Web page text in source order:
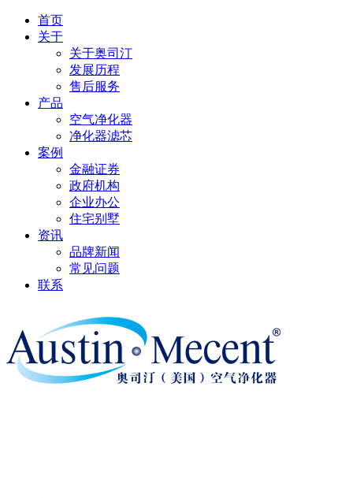
首页
关于
关于奥司汀
发展历程
售后服务
产品
空气净化器
净化器滤芯
案例
金融证券
政府机构
企业办公
住宅别墅
资讯
品牌新闻
常见问题
联系